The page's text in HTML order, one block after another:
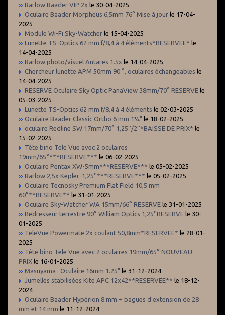
Barlow Baader VIP 2x le 30-04-2025
Oculaire Baader Morpheus 6,5mm 76° Mise à jour le 17-04-
2025
Module Wi-Fi Sky-Watcher le 15-04-2025
Lunette TS-Optics 62 mm f/8,4 à 4 éléments*RESERVEE* le
14-04-2025
Barlow photo/visuel Antares 1.5x le 14-04-2025
Chercheur lunette APM 50mm 90 °, oculaires échangeables le
14-04-2025
RESERVE Oculaire Sky Optic PanaView 38mm/70° RESERVE le
05-03-2025
Lunette TS-Optics 62 mm f/8,4 à 4 éléments le 02-03-2025
Oculaire Baader Classic Ortho 6 mm 1¼" le 18-02-2025
oculaire Redline SW 17mm/70° 1,25''/2''*BAISSE DE PRIX* le
15-02-2025
Tête bino Tele Vue avec 2 oculaires
19mm/65°***RESERVE*** le 06-02-2025
Oculaire Pentax XW-5mm***RESERVE*** le 05-02-2025
Barlow 2,5x Kepler-1,25''***RESERVE*** le 05-02-2025
Oculaire Tecnosky Premium Flat Field 10,5 mm
60°**RESERVE** le 31-01-2025
Oculaire Sky-Watcher WA 15mm/66° RESERVE le 31-01-2025
Redresseur terrestre 90° William Optics 1,25''RESERVE le 30-
01-2025
TeleVue Powermate 2x coulant 50,8mm*RESERVEE* le 28-01-
2025
Tête bino Tele Vue avec 2 oculaires 19mm/65° NOUVEAU
PRIX le 16-01-2025
Masuyama : Oculaire 16mm 1.25" le 31-12-2024
Jumelles stabilisées Kite APC 12x42**RESERVEE** le 18-12-
2024
Oculaire Baader Hypérion 8 mm + bagues d'extension de 28
mm et 14 mm le 11-12-2024